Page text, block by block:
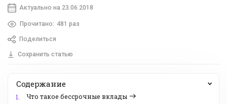
Актуально на 23.06.2018
Прочитано: 481 раз
Поделиться
Сохранить статью
Содержание
1.
Что такое бессрочные вклады